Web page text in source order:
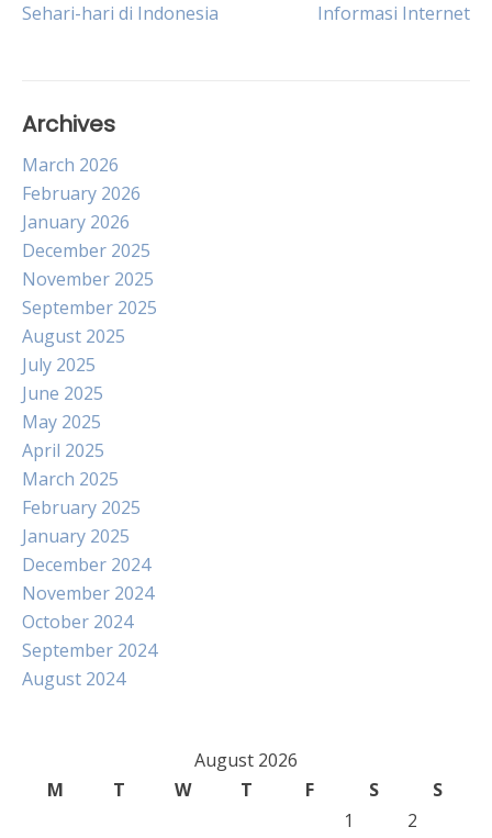
navigation
Sehari-hari di Indonesia
Informasi Internet
Archives
March 2026
February 2026
January 2026
December 2025
November 2025
September 2025
August 2025
July 2025
June 2025
May 2025
April 2025
March 2025
February 2025
January 2025
December 2024
November 2024
October 2024
September 2024
August 2024
August 2026
M
T W T F S
S
1
2